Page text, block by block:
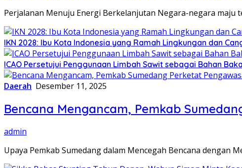
Perjalanan Menuju Energi Berkelanjutan Negara-negara
IKN 2028: Ibu Kota Indonesia yang Ramah Lingkungan dan
ICAO Persetujui Penggunaan Limbah Sawit sebagai Bahan
Daerah Desember 11, 2025
Bencana Mengancam, Pemkab
admin
Upaya Pemkab Sumedang dalam Mencegah Bencana dengan